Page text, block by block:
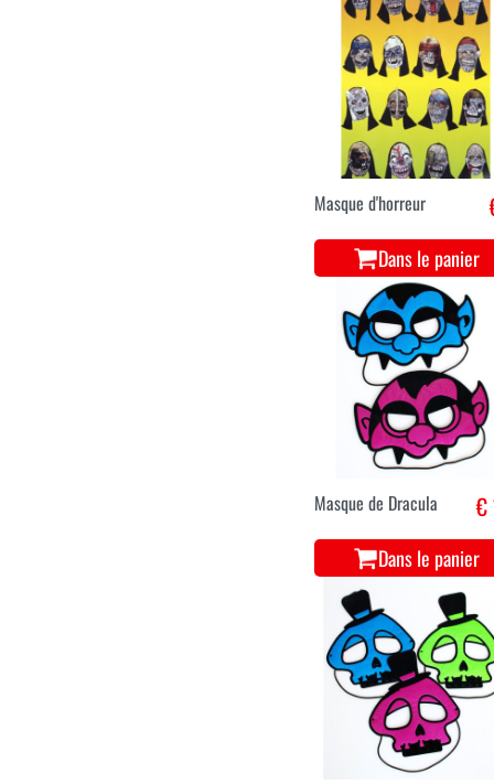
Masque d'horreur
Dans le panier
Masque de Dracula €
Dans le panier